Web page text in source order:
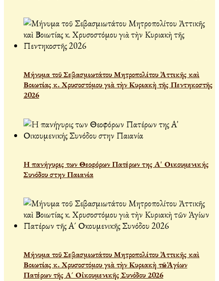
Μήνυμα τοῦ Σεβασμιωτάτου Μητροπολίτου Ἀττικῆς καὶ
Βοιωτίας κ. Χρυσοστόμου γιὰ τὴν Κυριακὴ τῆς Πεντηκοστῆς
2026
Η πανήγυρις των Θεοφόρων Πατέρων της Α' Οικουμενικής
Συνόδου στην Παιανία
Μήνυμα τοῦ Σεβασμιωτάτου Μητροπολίτου Ἀττικῆς καὶ
Βοιωτίας κ. Χρυσοστόμου γιὰ τὴν Κυριακὴ τῶν Ἁγίων
Πατέρων τῆς Α´ Οἰκουμενικῆς Συνόδου 2026